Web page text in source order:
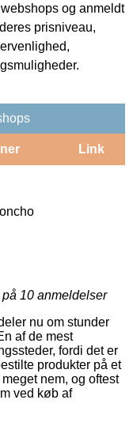
og anmeldt
prisniveau,
Link
10 anmeldelser
nu om stunder
af de mest
fordi det er
produkter på et
nem, og oftest
ved køb af